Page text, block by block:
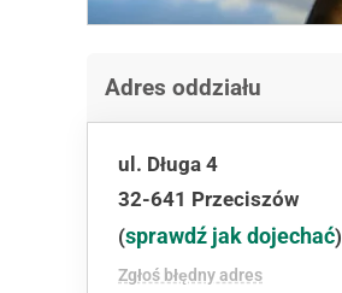
Adres oddziału
ul. Długa 4
32-641 Przeciszów
(sprawdź jak dojechać)
Zgłoś błędny adres